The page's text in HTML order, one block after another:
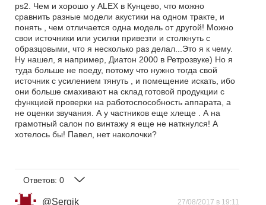
ps2. Чем и хорошо у ALEX в Кунцево, что можно
сравнить разные модели акустики на одном тракте, и
понять , чем отличается одна модель от другой! Можно
свои источники или усилки привезти и столкнуть с
образцовыми, что я несколько раз делал...Это я к чему.
Ну нашел, я например, Диатон 2000 в Ретрозвуке) Но я
туда больше не поеду, потому что нужно тогда свой
источник с усилением тянуть , и помещение искать, ибо
они больше смахивают на склад готовой продукции с
функцией проверки на работоспособность аппарата, а
не оценки звучания. А у частников еще хлеще . А на
грамотный салон по винтажу я еще не наткнулся! А
хотелось бы! Павел, нет наколочки?
Ответов: 0
@Sergik 27/08/2017 в 19:11